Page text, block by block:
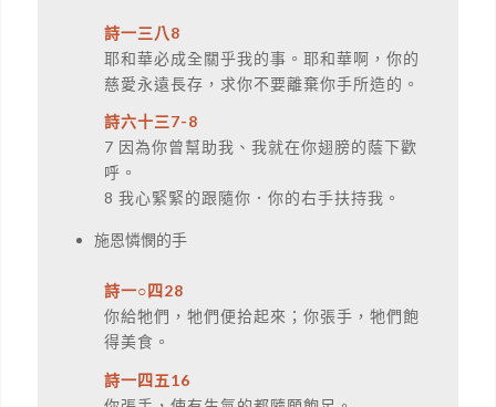
詩一三八8
耶和華必成全關乎我的事。耶和華啊，你的
慈愛永遠長存，求你不要離棄你手所造的。
詩六十三7-8
7 因為你曾幫助我、我就在你翅膀的蔭下歡
呼。
8 我心緊緊的跟隨你．你的右手扶持我。
施恩憐憫的手
詩一○四28
你給牠們，牠們便拾起來；你張手，牠們飽
得美食。
詩一四五16